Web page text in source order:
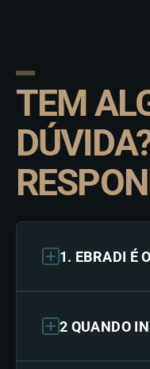
TEM
1. EBRADI É
2 QUANDO